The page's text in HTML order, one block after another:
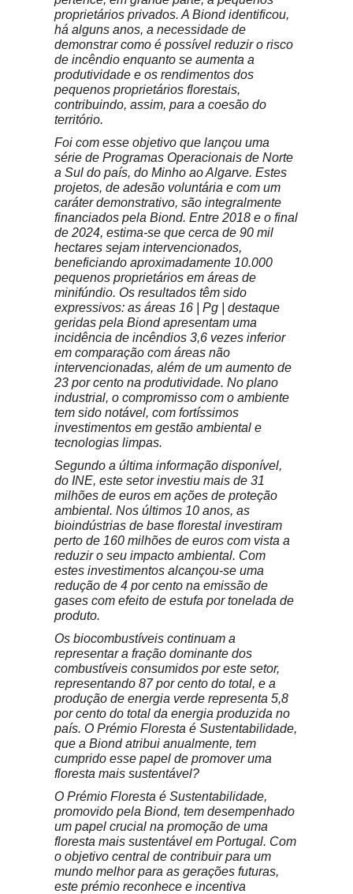
proprietários privados. A Biond identificou,
há alguns anos, a necessidade de
demonstrar como é possível reduzir o risco
de incêndio enquanto se aumenta a
produtividade e os rendimentos dos
pequenos proprietários florestais,
contribuindo, assim, para a coesão do
território.
Foi com esse objetivo que lançou uma
série de Programas Operacionais de Norte
a Sul do país, do Minho ao Algarve. Estes
projetos, de adesão voluntária e com um
caráter demonstrativo, são integralmente
financiados pela Biond. Entre 2018 e o final
de 2024, estima-se que cerca de 90 mil
hectares sejam intervencionados,
beneficiando aproximadamente 10.000
pequenos proprietários em áreas de
minifúndio. Os resultados têm sido
expressivos: as áreas 16 | Pg | destaque
geridas pela Biond apresentam uma
incidência de incêndios 3,6 vezes inferior
em comparação com áreas não
intervencionadas, além de um aumento de
23 por cento na produtividade. No plano
industrial, o compromisso com o ambiente
tem sido notável, com fortíssimos
investimentos em gestão ambiental e
tecnologias limpas.
Segundo a última informação disponível,
do INE, este setor investiu mais de 31
milhões de euros em ações de proteção
ambiental. Nos últimos 10 anos, as
bioindústrias de base florestal investiram
perto de 160 milhões de euros com vista a
reduzir o seu impacto ambiental. Com
estes investimentos alcançou-se uma
redução de 4 por cento na emissão de
gases com efeito de estufa por tonelada de
produto.
Os biocombustíveis continuam a
representar a fração dominante dos
combustíveis consumidos por este setor,
representando 87 por cento do total, e a
produção de energia verde representa 5,8
por cento do total da energia produzida no
país. O Prémio Floresta é Sustentabilidade,
que a Biond atribui anualmente, tem
cumprido esse papel de promover uma
floresta mais sustentável?
O Prémio Floresta é Sustentabilidade,
promovido pela Biond, tem desempenhado
um papel crucial na promoção de uma
floresta mais sustentável em Portugal. Com
o objetivo central de contribuir para um
mundo melhor para as gerações futuras,
este prémio reconhece e incentiva